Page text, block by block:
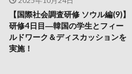
【国際社会調査研修 ソウル編(9)】
研修4日目―韓国の学生とフィー
ルドワーク＆ディスカッションを
実施！